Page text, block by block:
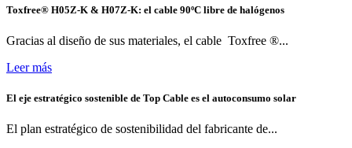
Toxfree® H05Z-K & H07Z-K: el cable 90ºC libre de halógenos
Gracias al diseño de sus materiales, el cable Toxfree ®...
Leer más
El eje estratégico sostenible de Top Cable es el autoconsumo solar
El plan estratégico de sostenibilidad del fabricante de...